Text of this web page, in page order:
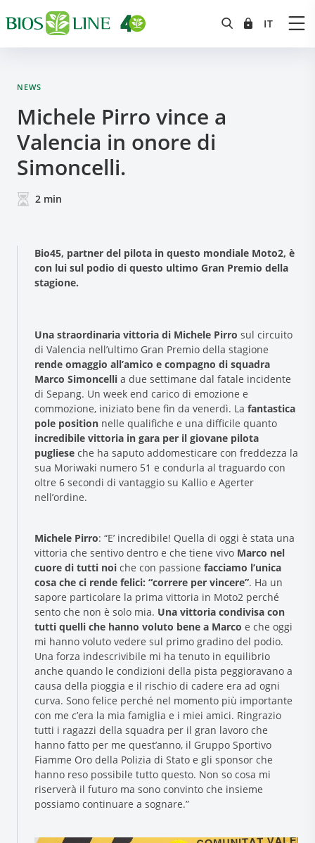
Research and Quality
Social & Environment
News
NEWS
Michele Pirro vince a
Valencia in onore di
Simoncelli.
2 min
Bio45, partner del pilota in questo mondiale Moto2, è
con lui sul podio di questo ultimo Gran Premio della
stagione.
Una straordinaria vittoria di Michele Pirro sul circuito
di Valencia nell’ultimo Gran Premio della stagione
rende omaggio all’amico e compagno di squadra
Marco Simoncelli a due settimane dal fatale incidente
di Sepang. Un week end carico di emozione e
commozione, iniziato bene fin da venerdì. La fantastica
pole position nelle qualifiche e una difficile quanto
incredibile vittoria in gara per il giovane pilota
pugliese che ha saputo addomesticare con freddezza la
sua Moriwaki numero 51 e condurla al traguardo con
oltre 6 secondi di vantaggio su Kallio e Agerter
nell’ordine.
Michele Pirro: “E’ incredibile! Quella di oggi è stata una
vittoria che sentivo dentro e che tiene vivo Marco nel
cuore di tutti noi che con passione facciamo l’unica
cosa che ci rende felici: “correre per vincere”. Ha un
sapore particolare la prima vittoria in Moto2 perché
sento che non è solo mia. Una vittoria condivisa con
tutti quelli che hanno voluto bene a Marco e che oggi
mi hanno voluto vedere sul primo gradino del podio.
Una forza indescrivibile mi ha tenuto in equilibrio
anche quando le condizioni della pista peggioravano a
causa della pioggia e il rischio di cadere era ad ogni
curva. Sono felice perché nel momento più importante
con me c’era la mia famiglia e i miei amici. Ringrazio
tutti i ragazzi della squadra per il gran lavoro che
hanno fatto per me quest’anno, il Gruppo Sportivo
Fiamme Oro della Polizia di Stato e gli sponsor che
hanno reso possibile tutto questo. Non so cosa mi
riserverà il futuro ma sono convinto che insieme
possiamo continuare a sognare.”